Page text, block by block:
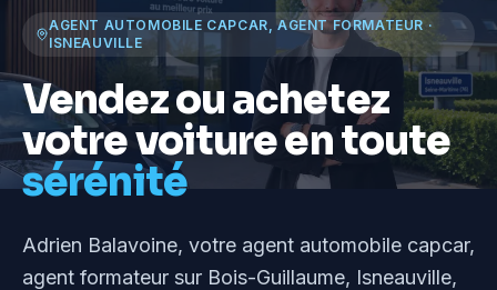
AGENT AUTOMOBILE CAPCAR, AGENT FORMATEUR ·
ISNEAUVILLE
Vendez ou achetez
votre voiture en toute
sérénité
Adrien Balavoine, votre agent automobile capcar,
agent formateur sur Bois-Guillaume, Isneauville,